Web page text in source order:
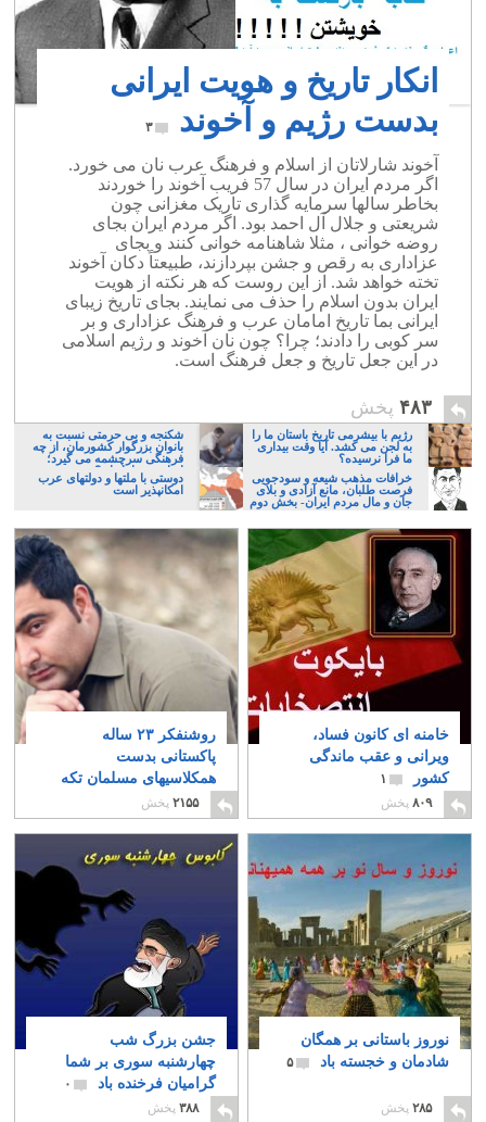
انکار تاریخ و هویت ایرانی
بدست رژیم و آخوند
۳
آخوند شارلاتان از اسلام و فرهنگ عرب نان می خورد.
اگر مردم ایران در سال 57 فریب آخوند را خوردند
بخاطر سالها سرمایه گذاری تاریک مغزانی چون
شریعتی و جلال آل احمد بود. اگر مردم ایران بجای
روضه خوانی ، مثلا شاهنامه خوانی کنند و بجای
عزاداری به رقص و جشن بپردازند، طبیعتاً دکان آخوند
تخته خواهد شد. از این روست که هر نکته از هویت
ایران بدون اسلام را حذف می نمایند. بجای تاریخ زیبای
ایرانی بما تاریخ امامان عرب و فرهنگ عزاداری و بر
سر کوبی را دادند؛ چرا؟ چون نان آخوند و رژیم اسلامی
در این جعل تاریخ و جعل فرهنگ است.
۴۸۳ پخش
رژیم با بیشرمی تاریخ باستان ما را
به لجن می کشد. آیا وقت بیداری
ما فرا نرسیده؟
شکنجه و بی حرمتی نسبت به
بانوان بزرگوار کشورمان، از چه
فرهنگی سرچشمه می گیرد؛
ایرانی، و یا تازیان؟
خرافات مذهب شیعه و سودجویی
فرصت طلبان، مانع آزادی و بلای
جان و مال مردم ایران- بخش دوم
دوستی با ملتها و دولتهای عرب
امکانپذیر است
خامنه ای کانون فساد،
ویرانی و عقب ماندگی
کشور
۱
۸۰۹ پخش
روشنفکر ۲۳ ساله
پاکستانی بدست
همکلاسیهای مسلمان تکه
تکه شد
۲۱۵۵ پخش
نوروز باستانی بر همگان
شادمان و خجسته باد
۵
۲۸۵ پخش
جشن بزرگ شب
چهارشنبه سوری بر شما
گرامیان فرخنده باد
۰
۳۸۸ پخش